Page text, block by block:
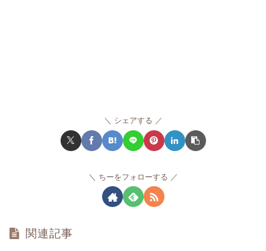
シェアする
ちーをフォローする
関連記事